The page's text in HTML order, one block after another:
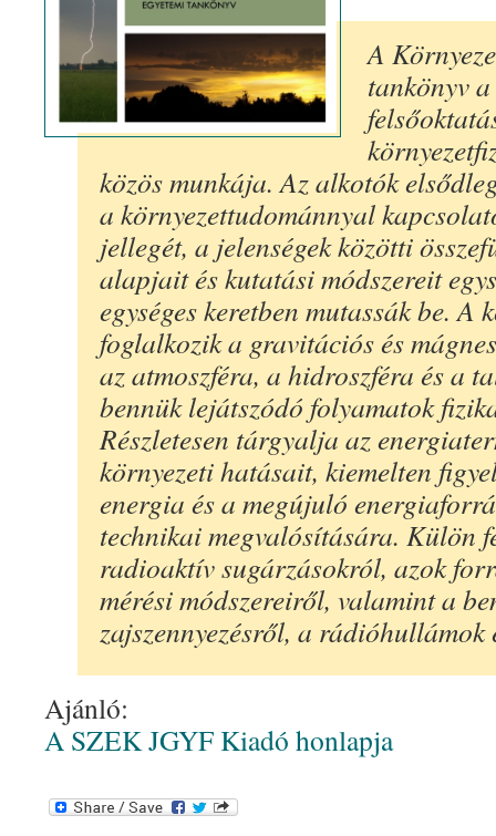
A
tankönyv
közös munkája. Az alkotók
a környezettudománnyal
jellegét, a jelenségek közötti
alapjait és kutatási módszereit
egységes keretben mutassák be. A
foglalkozik a gravitációs és
az atmoszféra, a hidroszféra és a
bennük lejátszódó folyamatok
Részletesen tárgyalja az
környezeti hatásait, kiemelten
energia és a megújuló
technikai megvalósítására. Külön
radioaktív sugárzásokról, azok
mérési módszereiről, valamint a
zajszennyezésről, a
Ajánló:
A SZEK JGYF Kiadó honlapja